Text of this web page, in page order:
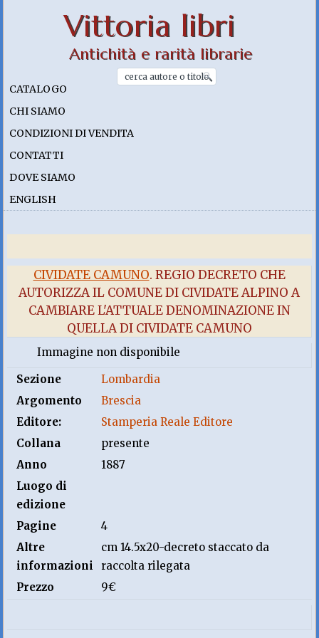
Vittoria libri
Antichità e rarità librarie
CATALOGO
CHI SIAMO
CONDIZIONI DI VENDITA
CONTATTI
DOVE SIAMO
ENGLISH
CIVIDATE CAMUNO. REGIO DECRETO CHE
AUTORIZZA IL COMUNE DI CIVIDATE ALPINO A
CAMBIARE L'ATTUALE DENOMINAZIONE IN
QUELLA DI CIVIDATE CAMUNO
Immagine non disponibile
Sezione
Lombardia
Argomento
Brescia
Editore:
Stamperia Reale Editore
Collana
presente
Anno
1887
Luogo di
edizione
Pagine
4
Altre
informazioni
cm 14.5x20-decreto staccato da
raccolta rilegata
Prezzo
9€